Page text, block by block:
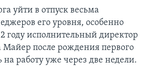
уйти в отпуск весьма
его уровня, особенно
году исполнительный директор
Майер после рождения первого
на работу уже через две недели.